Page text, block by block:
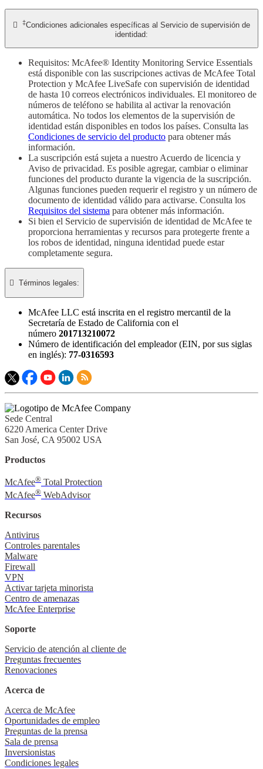
 ‡Condiciones adicionales específicas al Servicio de supervisión de
identidad:
Requisitos: McAfee® Identity Monitoring Service Essentials
está disponible con las suscripciones activas de McAfee Total
Protection y McAfee LiveSafe con supervisión de identidad
de hasta 10 correos electrónicos individuales. El monitoreo de
números de teléfono se habilita al activar la renovación
automática. No todos los elementos de la supervisión de
identidad están disponibles en todos los países. Consulta las
Condiciones de servicio del producto para obtener más
información.
La suscripción está sujeta a nuestro Acuerdo de licencia y
Aviso de privacidad. Es posible agregar, cambiar o eliminar
funciones del producto durante la vigencia de la suscripción.
Algunas funciones pueden requerir el registro y un número de
documento de identidad válido para activarse. Consulta los
Requisitos del sistema para obtener más información.
Si bien el Servicio de supervisión de identidad de McAfee te
proporciona herramientas y recursos para protegerte frente a
los robos de identidad, ninguna identidad puede estar
completamente segura.
 Términos legales:​
McAfee LLC está inscrita en el registro mercantil de la
Secretaría de Estado de California con el
número 201713210072
Número de identificación del empleador (EIN, por sus siglas
en inglés): 77-0316593
Sede Central
6220 America Center Drive
San José, CA 95002 USA
Productos
McAfee® Total Protection
McAfee® WebAdvisor
Recursos
Antivirus
Controles parentales
Malware
Firewall
VPN
Activar tarjeta minorista
Centro de amenazas
McAfee Enterprise
Soporte
Servicio de atención al cliente de
Preguntas frecuentes
Renovaciones
Acerca de
Acerca de McAfee
Oportunidades de empleo
Preguntas de la prensa
Sala de prensa
Inversionistas
Condiciones legales